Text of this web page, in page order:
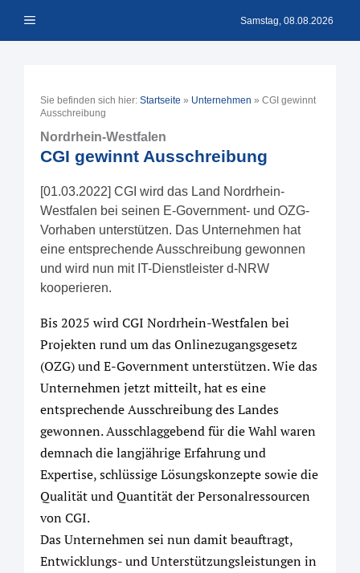
Inhalt Menü Samstag, 08.08.2026
Sie befinden sich hier: Startseite » Unternehmen » CGI gewinnt
Ausschreibung
Nordrhein-Westfalen
CGI gewinnt Ausschreibung
[01.03.2022] CGI wird das Land Nordrhein-
Westfalen bei seinen E-Government- und OZG-
Vorhaben unterstützen. Das Unternehmen hat
eine entsprechende Ausschreibung gewonnen
und wird nun mit IT-Dienstleister d-NRW
kooperieren.
Bis 2025 wird CGI Nordrhein-Westfalen bei
Projekten rund um das Onlinezugangsgesetz
(OZG) und E-Government unterstützen. Wie das
Unternehmen jetzt mitteilt, hat es eine
entsprechende Ausschreibung des Landes
gewonnen. Ausschlaggebend für die Wahl waren
demnach die langjährige Erfahrung und
Expertise, schlüssige Lösungskonzepte sowie die
Qualität und Quantität der Personalressourcen
von CGI.
Das Unternehmen sei nun damit beauftragt,
Entwicklungs- und Unterstützungsleistungen in